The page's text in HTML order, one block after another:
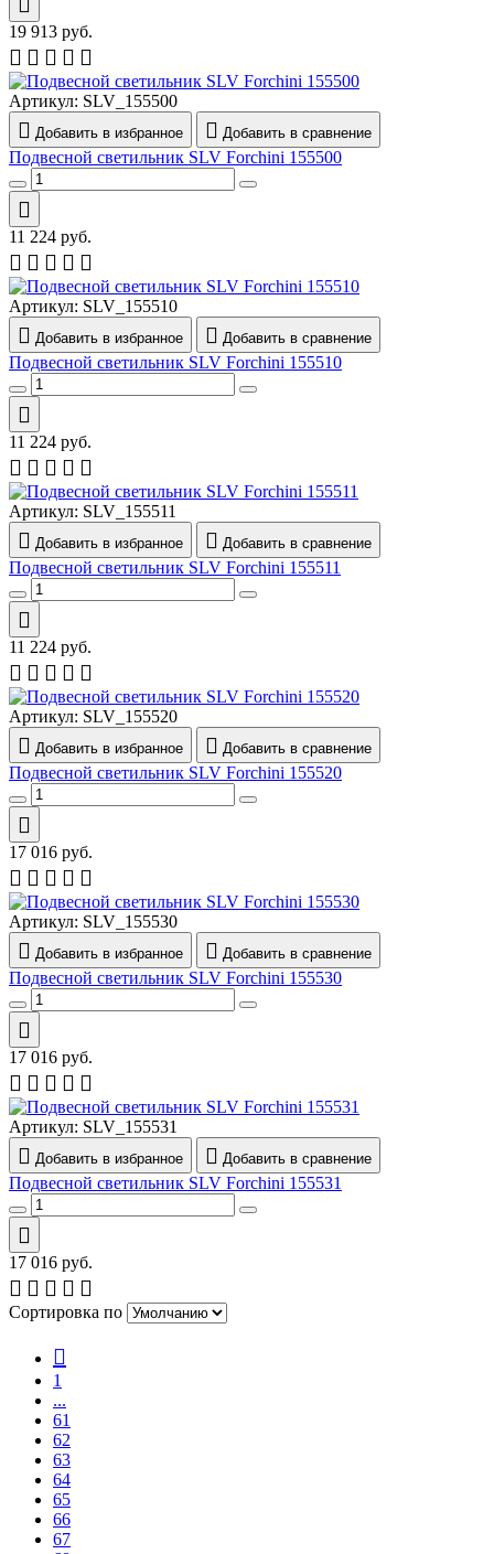
19 913 руб.
Артикул: SLV_155500
Добавить в избранное Добавить в сравнение
Подвесной светильник SLV Forchini 155500
11 224 руб.
Артикул: SLV_155510
Добавить в избранное Добавить в сравнение
Подвесной светильник SLV Forchini 155510
11 224 руб.
Артикул: SLV_155511
Добавить в избранное Добавить в сравнение
Подвесной светильник SLV Forchini 155511
11 224 руб.
Артикул: SLV_155520
Добавить в избранное Добавить в сравнение
Подвесной светильник SLV Forchini 155520
17 016 руб.
Артикул: SLV_155530
Добавить в избранное Добавить в сравнение
Подвесной светильник SLV Forchini 155530
17 016 руб.
Артикул: SLV_155531
Добавить в избранное Добавить в сравнение
Подвесной светильник SLV Forchini 155531
17 016 руб.
Сортировка по
1
...
61
62
63
64
65
66
67